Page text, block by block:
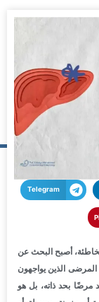
Telegram
أصبح البحث عن
المرضى الذين يواجهون
مرضًا بحد ذاته، بل هو